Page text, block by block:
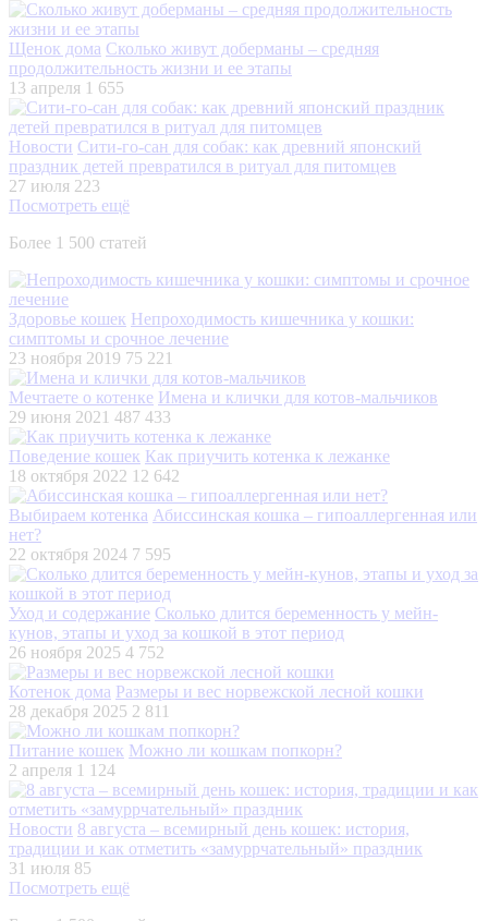
Щенок дома Сколько живут доберманы – средняя
продолжительность жизни и ее этапы
13 апреля 1 655
Новости Сити-го-сан для собак: как древний японский
праздник детей превратился в ритуал для питомцев
27 июля 223
Посмотреть ещё
Более 1 500 статей
Здоровье кошек Непроходимость кишечника у кошки:
симптомы и срочное лечение
23 ноября 2019 75 221
Мечтаете о котенке Имена и клички для котов-мальчиков
29 июня 2021 487 433
Поведение кошек Как приучить котенка к лежанке
18 октября 2022 12 642
Выбираем котенка Абиссинская кошка – гипоаллергенная или
нет?
22 октября 2024 7 595
Уход и содержание Сколько длится беременность у мейн-
кунов, этапы и уход за кошкой в этот период
26 ноября 2025 4 752
Котенок дома Размеры и вес норвежской лесной кошки
28 декабря 2025 2 811
Питание кошек Можно ли кошкам попкорн?
2 апреля 1 124
Новости 8 августа – всемирный день кошек: история,
традиции и как отметить «замуррчательный» праздник
31 июля 85
Посмотреть ещё